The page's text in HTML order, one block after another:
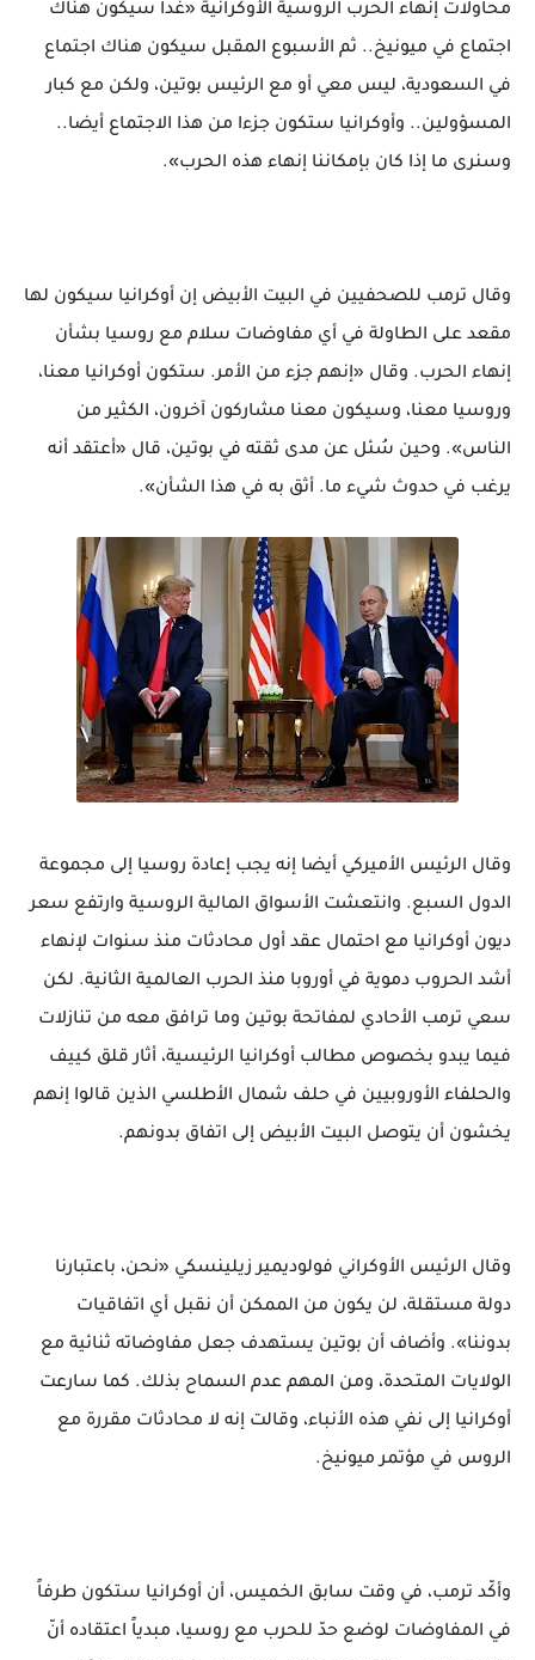
محاولات إنهاء الحرب الروسية الأوكرانية «غدا سيكون هناك
اجتماع في ميونيخ.. ثم الأسبوع المقبل سيكون هناك اجتماع
في السعودية، ليس معي أو مع الرئيس بوتين، ولكن مع كبار
المسؤولين.. وأوكرانيا ستكون جزءا من هذا الاجتماع أيضا..
وسنرى ما إذا كان بإمكاننا إنهاء هذه الحرب».
وقال ترمب للصحفيين في البيت الأبيض إن أوكرانيا سيكون لها
مقعد على الطاولة في أي مفاوضات سلام مع روسيا بشأن
إنهاء الحرب. وقال «إنهم جزء من الأمر. ستكون أوكرانيا معنا،
وروسيا معنا، وسيكون معنا مشاركون آخرون، الكثير من
الناس». وحين سُئل عن مدى ثقته في بوتين، قال «أعتقد أنه
يرغب في حدوث شيء ما. أثق به في هذا الشأن».
وقال الرئيس الأميركي أيضا إنه يجب إعادة روسيا إلى مجموعة
الدول السبع. وانتعشت الأسواق المالية الروسية وارتفع سعر
ديون أوكرانيا مع احتمال عقد أول محادثات منذ سنوات لإنهاء
أشد الحروب دموية في أوروبا منذ الحرب العالمية الثانية. لكن
سعي ترمب الأحادي لمفاتحة بوتين وما ترافق معه من تنازلات
فيما يبدو بخصوص مطالب أوكرانيا الرئيسية، أثار قلق كييف
والحلفاء الأوروبيين في حلف شمال الأطلسي الذين قالوا إنهم
يخشون أن يتوصل البيت الأبيض إلى اتفاق بدونهم.
وقال الرئيس الأوكراني فولوديمير زيلينسكي «نحن، باعتبارنا
دولة مستقلة، لن يكون من الممكن أن نقبل أي اتفاقيات
بدوننا». وأضاف أن بوتين يستهدف جعل مفاوضاته ثنائية مع
الولايات المتحدة، ومن المهم عدم السماح بذلك. كما سارعت
أوكرانيا إلى نفي هذه الأنباء، وقالت إنه لا محادثات مقررة مع
الروس في مؤتمر ميونيخ.
وأكّد ترمب، في وقت سابق الخميس، أن أوكرانيا ستكون طرفاً
في المفاوضات لوضع حدّ للحرب مع روسيا، مبدياً اعتقاده أنّ